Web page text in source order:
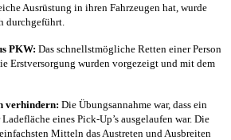
Ausrüstung in ihren Fahrzeugen hat, wurde
durchgeführt.
PKW: Das schnellstmögliche Retten einer Person
Erstversorgung wurden vorgezeigt und mit dem
verhindern: Die Übungsannahme war, dass ein
eines Pick-Up’s ausgelaufen war. Die
Mitteln das Austreten und Ausbreiten